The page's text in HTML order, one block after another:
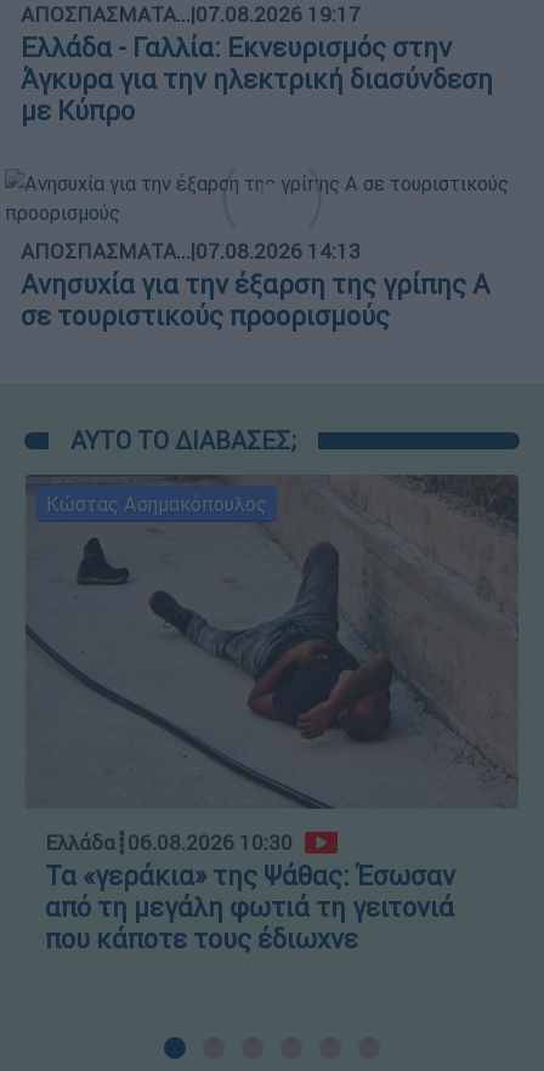
ΑΠΟΣΠΑΣΜΑΤΑ...|07.08.2026 19:17
Ελλάδα - Γαλλία: Εκνευρισμός στην
Άγκυρα για την ηλεκτρική διασύνδεση
με Κύπρο
ΑΠΟΣΠΑΣΜΑΤΑ...|07.08.2026 14:13
Ανησυχία για την έξαρση της γρίπης Α
σε τουριστικούς προορισμούς
ΑΥΤΟ ΤΟ ΔΙΑΒΑΣΕΣ;
Κώστας Ασημακόπουλος
Ελλάδα┋06.08.2026 10:30
Τα «γεράκια» της Ψάθας: Έσωσαν
από τη μεγάλη φωτιά τη γειτονιά
που κάποτε τους έδιωχνε